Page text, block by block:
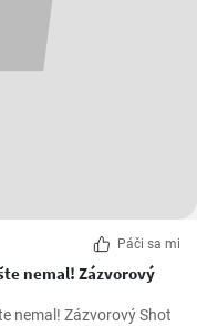
Páči sa mi
Zázvorový
Takýto DOMÁCI ZÁZVOROVÝ SIRUP si ešte nemal! Zázvorový Shot